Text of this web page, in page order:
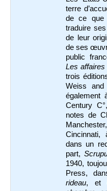
terre
de ce que
traduire
de leur
de ses
public
Les affaires
trois
Weiss
également
Century
notes de
Cincinnati,
dans un
part,
1940,
Press,
rideau, et